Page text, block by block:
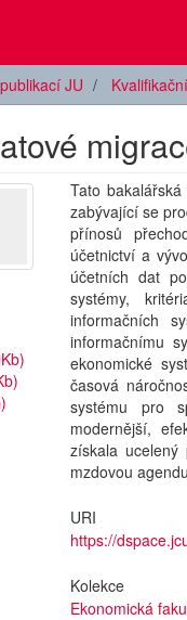
JU
Tato
zabývající se
přínosů
účetnictví a
účetních dat
systémy,
informačních
informačnímu
ekonomické
časová
systému pro
modernější,
získala ucelený
mzdovou
URI
https://
Kolekce
Ekonomická